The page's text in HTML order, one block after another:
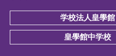
学校法人皇學館
皇學館中学校